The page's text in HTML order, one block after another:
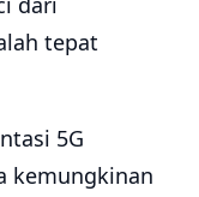
tepat
5G
kemungkinan